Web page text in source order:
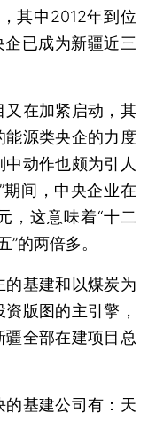
其中2012年到位
企已成为新疆近三
在加紧启动，其
源类央企的力度
动作也颇为引人
期间，中央企业在
，这意味着“十二
”的两倍多。
基建和以煤炭为
版图的主引擎，
全部在建项目总
基建公司有：天